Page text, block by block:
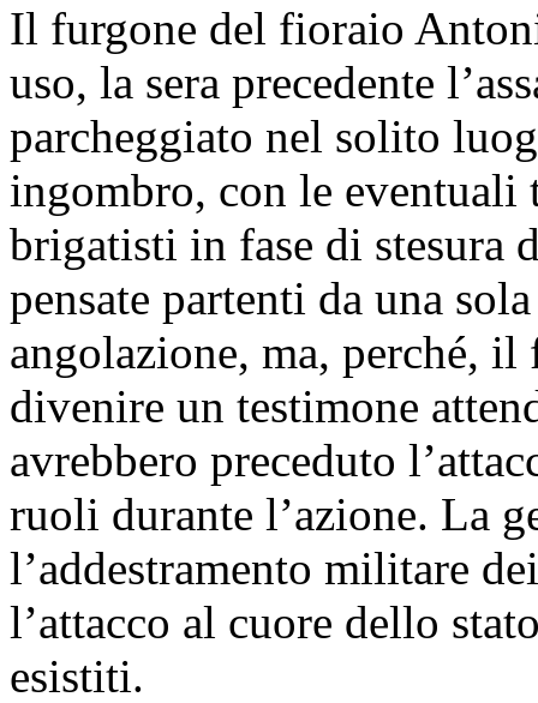
Il furgone del fioraio
uso, la sera precedente
parcheggiato nel solito
ingombro, con le
brigatisti in fase di stesura
pensate partenti da una
angolazione, ma, perché, il
divenire un testimone
avrebbero preceduto
ruoli durante l’azione. La
l’addestramento militare
l’attacco al cuore dello
esistiti.